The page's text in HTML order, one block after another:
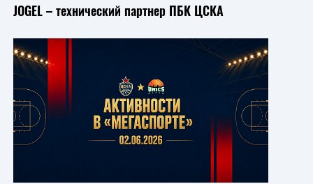
JOGEL – технический партнер ПБК ЦСКА